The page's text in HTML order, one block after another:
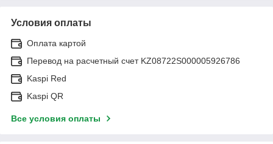
Условия оплаты
Оплата картой
Перевод на расчетный счет KZ08722S000005926786
Kaspi Red
Kaspi QR
Все условия оплаты